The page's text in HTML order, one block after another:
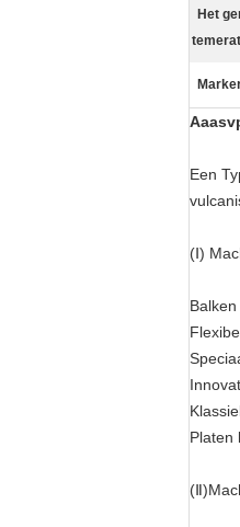
Het
Een
(Ⅰ)
Platen